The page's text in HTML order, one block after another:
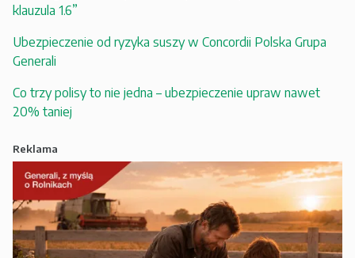
klauzula 1.6”
Ubezpieczenie od ryzyka suszy w Concordii Polska Grupa
Generali
Co trzy polisy to nie jedna – ubezpieczenie upraw nawet
20% taniej
Reklama